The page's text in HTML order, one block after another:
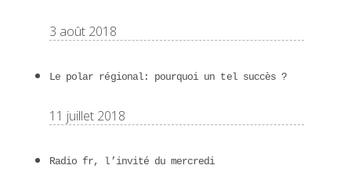
3 août 2018
Le polar régional: pourquoi un tel succès ?
11 juillet 2018
Radio fr, l’invité du mercredi